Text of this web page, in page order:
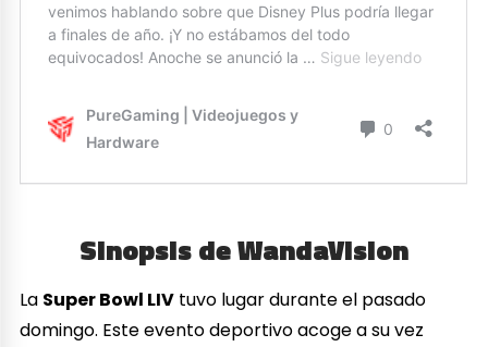
Sinopsis de WandaVision
La Super Bowl LIV tuvo lugar durante el pasado
domingo. Este evento deportivo acoge a su vez